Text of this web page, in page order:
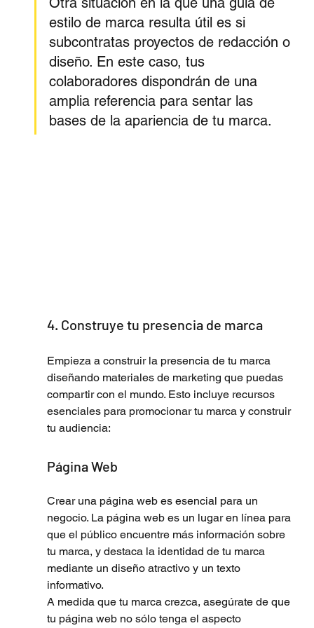
estilo de marca resulta útil es si
subcontratas proyectos de redacción o
diseño. En este caso, tus
colaboradores dispondrán de una
amplia referencia para sentar las
bases de la apariencia de tu marca.
4. Construye tu presencia de marca
Empieza a construir la presencia de tu marca
diseñando materiales de marketing que puedas
compartir con el mundo. Esto incluye recursos
esenciales para promocionar tu marca y construir
tu audiencia:
Página Web
Crear una página web es esencial para un
negocio. La página web es un lugar en línea para
que el público encuentre más información sobre
tu marca, y destaca la identidad de tu marca
mediante un diseño atractivo y un texto
informativo.
A medida que tu marca crezca, asegúrate de que
tu página web no sólo tenga el aspecto